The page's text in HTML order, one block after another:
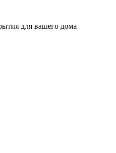
для вашего дома